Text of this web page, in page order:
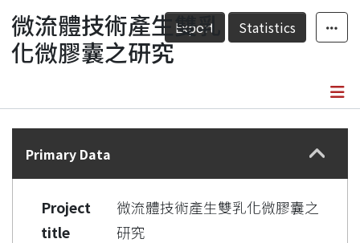
Fundings & Projects
Researchers
Statistics
Export Statistics
微流體技術產生雙乳
化微膠囊之研究
Details
Primary Data
Project
title
微流體技術產生雙乳化微膠囊之
研究